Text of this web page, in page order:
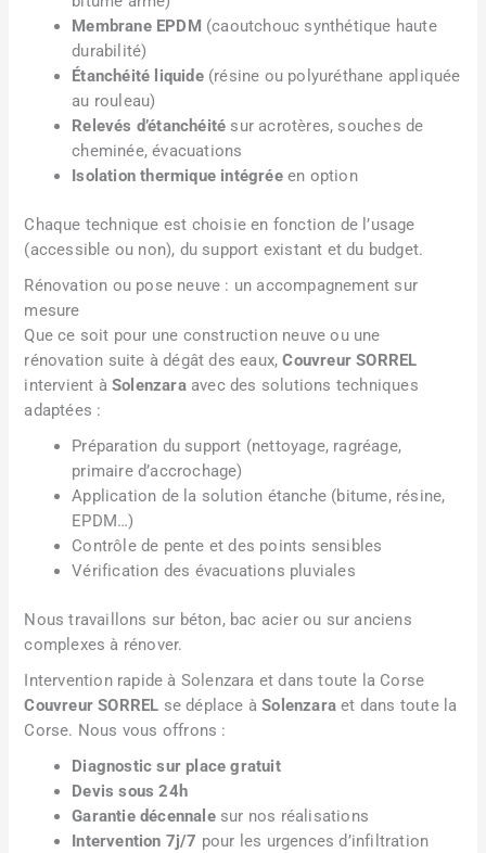
Membrane EPDM (caoutchouc synthétique haute
durabilité)
Étanchéité liquide(résine ou polyuréthane appliquée
au rouleau)
Relevés d’étanchéité sur acrotères, souches de
cheminée, évacuations
Isolation thermique intégréeen option
Chaque technique est choisie en fonction de l’usage
(accessible ou non), du support existant et du budget.
Rénovation ou pose neuve : un accompagnement sur
mesure
Que ce soit pour une construction neuve ou une
rénovation suite à dégât des eaux,Couvreur SORREL
intervient àSolenzaraavec des solutions techniques
adaptées :
Préparation du support (nettoyage, ragréage,
primaire d’accrochage)
Application de la solution étanche (bitume, résine,
EPDM…)
Contrôle de pente et des points sensibles
Vérification des évacuations pluviales
Nous travaillons sur béton, bac acier ou sur anciens
complexes à rénover.
Intervention rapide à Solenzara et dans toute la Corse
Couvreur SORREL se déplace àSolenzara et dans toute la
Corse. Nous vous offrons :
Diagnostic sur place gratuit
Devis sous 24h
Garantie décennalesur nos réalisations
Intervention 7j/7 pour les urgences d’infiltration